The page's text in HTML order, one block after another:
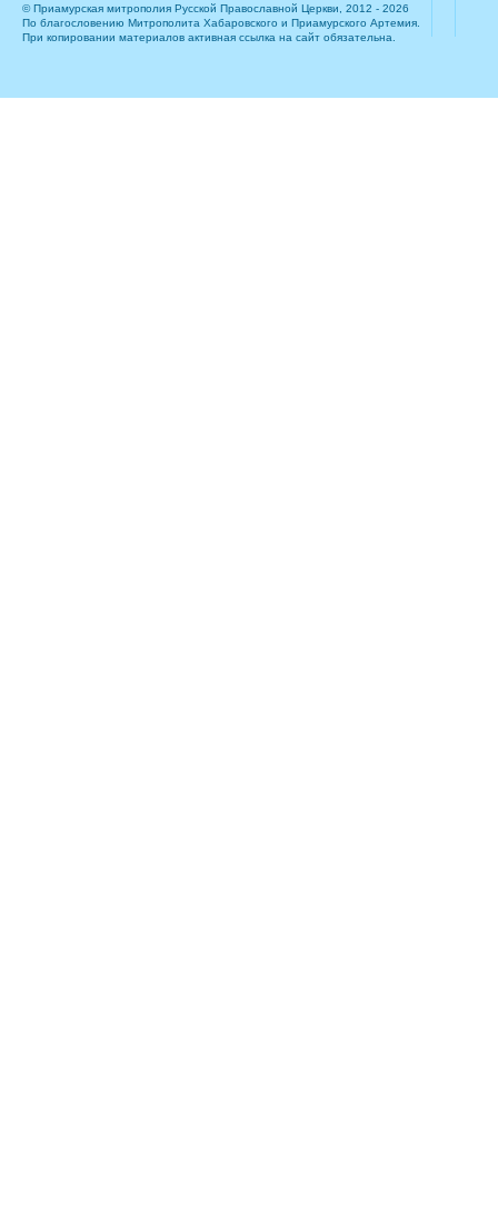
© Приамурская митрополия Русской Православной Церкви, 2012 - 2026
По благословению Митрополита Хабаровского и Приамурского Артемия.
При копировании материалов активная ссылка на сайт обязательна.